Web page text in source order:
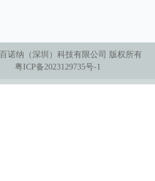
百诺纳（深圳）科技有限公司
版权所有
粤ICP备2023129735号-1